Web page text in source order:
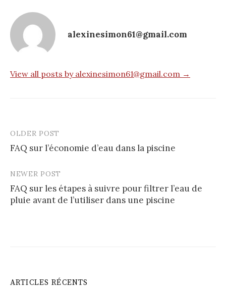
alexinesimon61@gmail.com
View all posts by alexinesimon61@gmail.com →
Post
navigation
OLDER POST
FAQ sur l’économie d’eau dans la piscine
NEWER POST
FAQ sur les étapes à suivre pour filtrer l’eau de
pluie avant de l’utiliser dans une piscine
ARTICLES RÉCENTS